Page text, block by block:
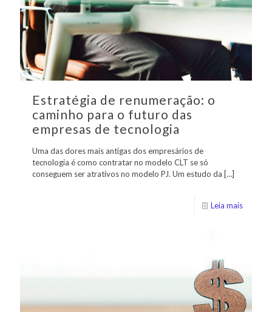
Estratégia de renumeração: o
caminho para o futuro das
empresas de tecnologia
Uma das dores mais antigas dos empresários de
tecnologia é como contratar no modelo CLT se só
conseguem ser atrativos no modelo PJ. Um estudo da […]
Leia mais